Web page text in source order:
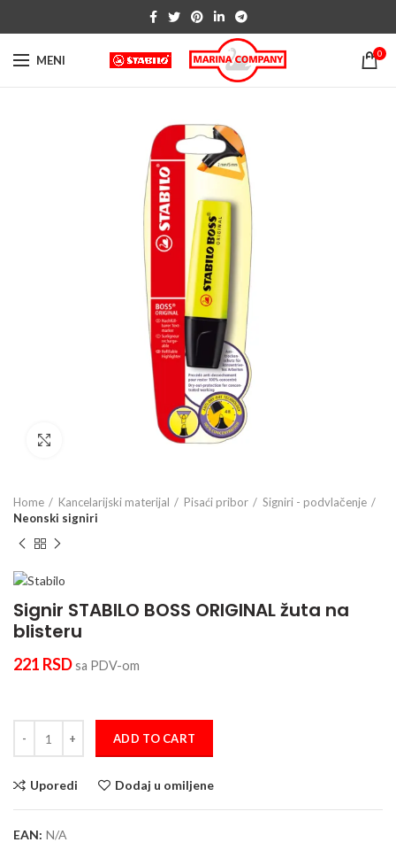
MENI 0
Home Kancelarijski materijal Pisaći pribor
Signiri - podvlačenje
Neonski signiri
Signir STABILO BOSS ORIGINAL žuta na
blisteru
221 RSDsa PDV-om
ADD TO CART
Uporedi Dodaj u omiljene
EAN: N/A